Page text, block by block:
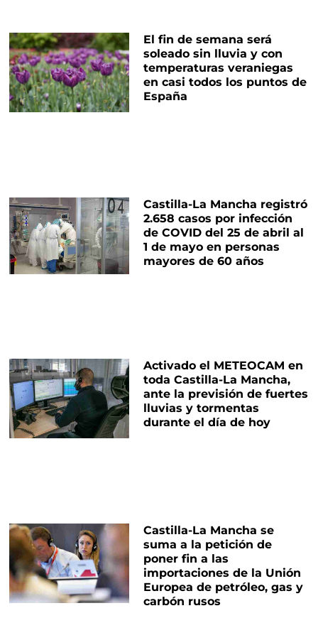
El fin de semana será
soleado sin lluvia y con
temperaturas veraniegas
en casi todos los puntos de
España
Castilla-La Mancha registró
2.658 casos por infección
de COVID del 25 de abril al
1 de mayo en personas
mayores de 60 años
Activado el METEOCAM en
toda Castilla-La Mancha,
ante la previsión de fuertes
lluvias y tormentas
durante el día de hoy
Castilla-La Mancha se
suma a la petición de
poner fin a las
importaciones de la Unión
Europea de petróleo, gas y
carbón rusos